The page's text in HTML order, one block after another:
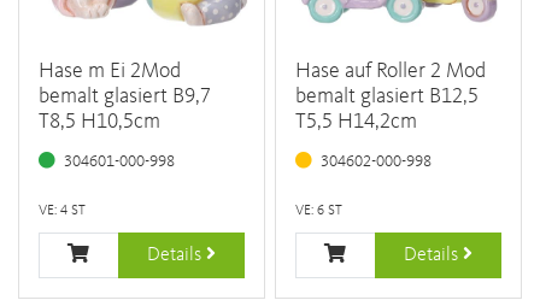
Hase m Ei 2Mod
bemalt glasiert B9,7
T8,5 H10,5cm
304601-000-998
VE: 4 ST
Details
Hase auf Roller 2 Mod
bemalt glasiert B12,5
T5,5 H14,2cm
304602-000-998
VE: 6 ST
Details